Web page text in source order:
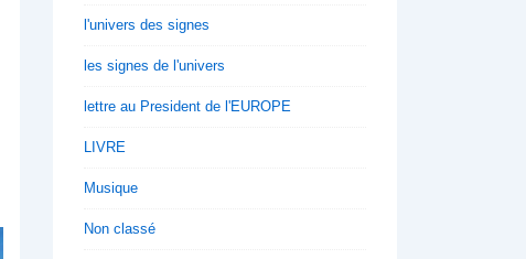
l'univers des signes
les signes de l'univers
lettre au President de l'EUROPE
LIVRE
Musique
Non classé